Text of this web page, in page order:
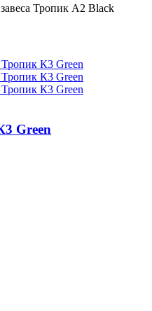
Тропик А2 Black
Green